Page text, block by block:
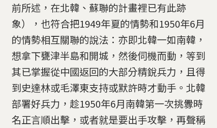
前所述，在北韓、蘇聯的計畫裡已有此跡
象），也符合把1949年夏的情勢和1950年6月
的情勢相互關聯的說法：亦即北韓一如南韓，
想拿下甕津半島和開城，然後伺機而動，等到
其已掌握從中國返回的大部分精銳兵力，且得
到史達林或毛澤東支持或默許時才動手。北韓
部署好兵力，趁1950年6月南韓第一次挑釁時
名正言順出擊，或者就是要出手攻擊，再聲稱